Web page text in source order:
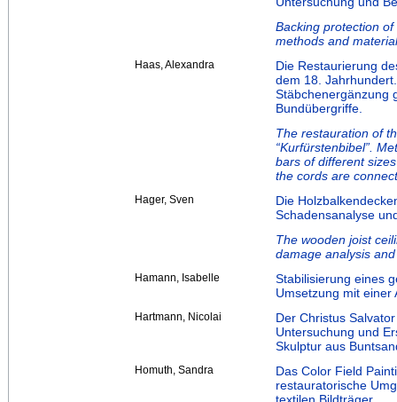
Backing protection
methods and
Haas, Alexandra
Die Restaurierung
dem 18.
Stäbchenergänzung
Bundübergriffe.
The restauration of
“Kurfürstenbibel”.
bars of different
the cords are
Hager, Sven
Die
Schadensanalyse
The wooden joist
damage analysis
Hamann, Isabelle
Stabilisierung eines
Umsetzung mit einer
Hartmann, Nicolai
Der Christus
Untersuchung und
Skulptur aus
Homuth, Sandra
Das Color Field
restauratorische